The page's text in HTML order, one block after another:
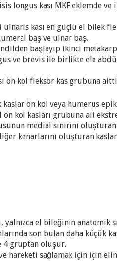
longus kası MKF eklemde
ulnaris kası en güçlü el bilek
baş ve ulnar baş.
başlayıp ikinci
ve brevis ile birlikte ele
ön kol fleksör kas grubuna
kaslar ön kol veya humerus
kol kasları grubuna ait
medial sınırını
kenarlarını oluşturan
yalnızca el bileğinin anatomik
son bulan daha küçük
4 gruptan oluşur.
hareketi sağlamak için için